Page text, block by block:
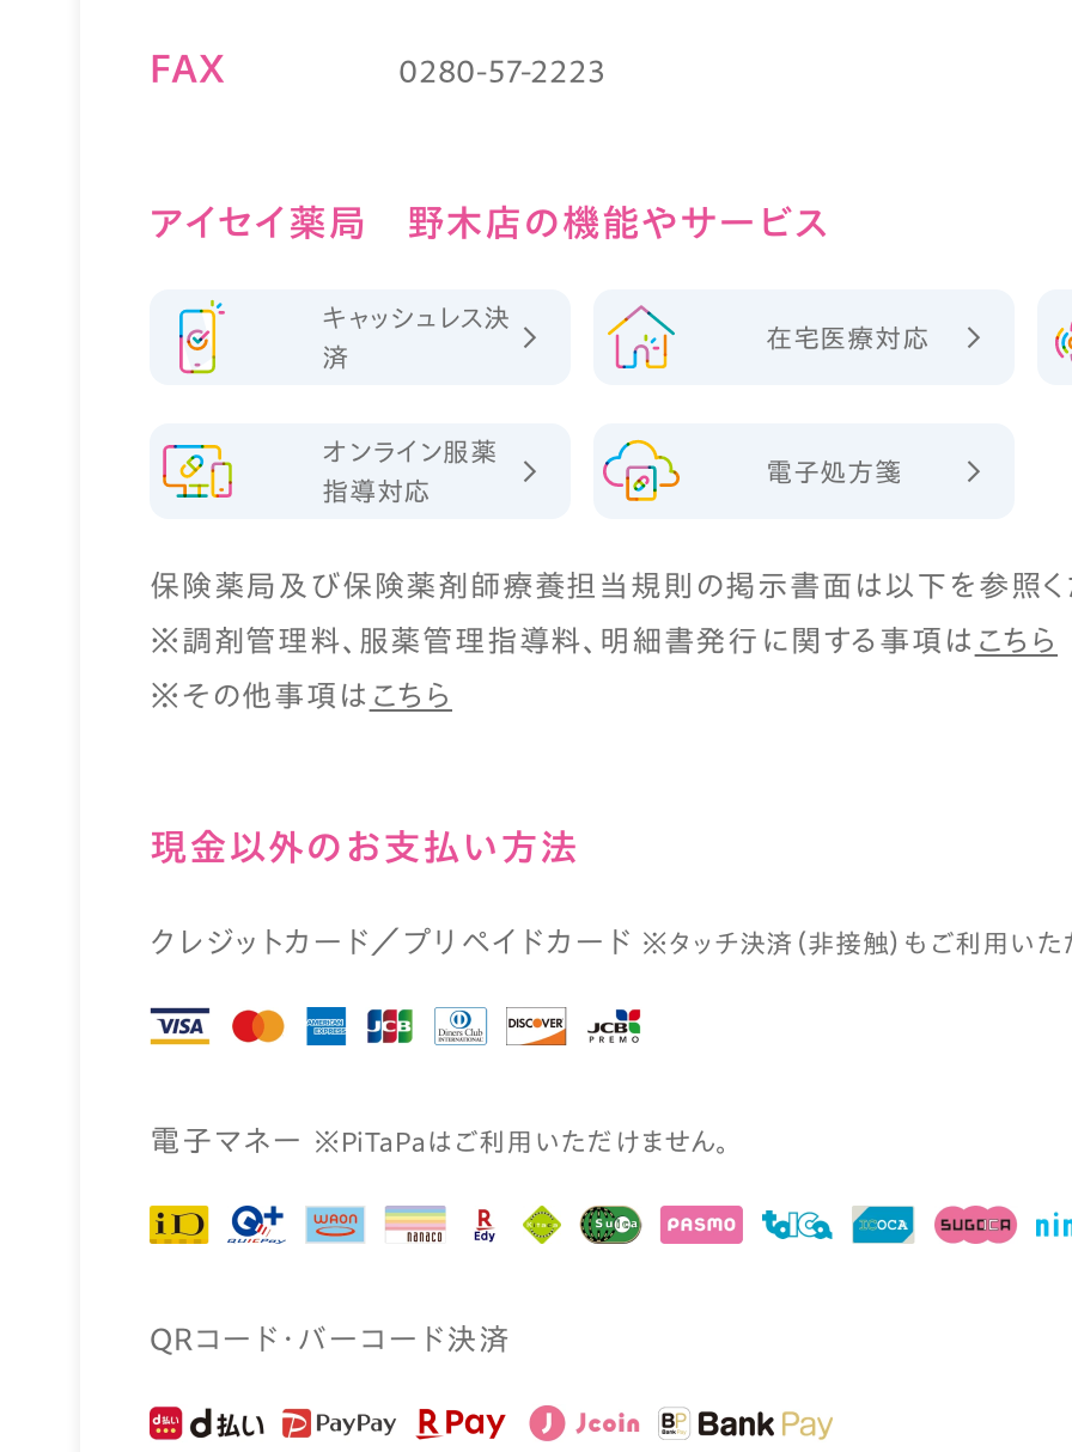
FAX 0280-57-2223
アイセイ薬局 野木店の機能やサービス
キャッシュレス決
済
在宅医療対応
オンライン服薬
指導対応
電子処方箋
保険薬局及び保険薬剤師療養担当規則の掲示書面は以下を参照く
※調剤管理料、服薬管理指導料、明細書発行に関する事項は こちら
※その他事項は こちら
現⾦以外のお⽀払い⽅法
クレジットカード／プリペイドカード ※タッチ決済（⾮接触）もご利⽤いた
電⼦マネー ※PiTaPaはご利⽤いただけません。
QRコード・バーコード決済